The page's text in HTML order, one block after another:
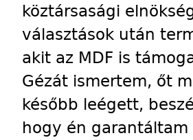
köztársasági
választások után
akit az MDF is
Gézát ismertem, őt
később leégett,
hogy én